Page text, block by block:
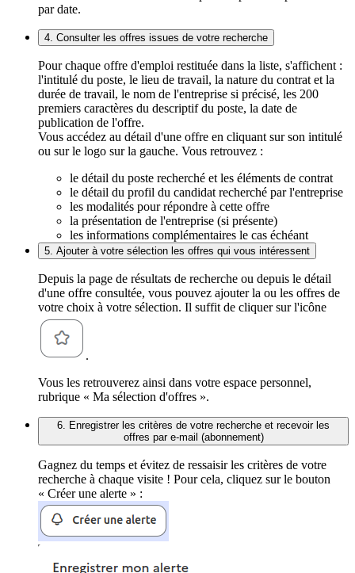
par date.
4. Consulter les offres issues de votre recherche
Pour chaque offre d'emploi restituée dans la liste, s'affichent :
l'intitulé du poste, le lieu de travail, la nature du contrat et la
durée de travail, le nom de l'entreprise si précisé, les 200
premiers caractères du descriptif du poste, la date de
publication de l'offre.
Vous accédez au détail d'une offre en cliquant sur son intitulé
ou sur le logo sur la gauche. Vous retrouvez :
le détail du poste recherché et les éléments de contrat
le détail du profil du candidat recherché par l'entreprise
les modalités pour répondre à cette offre
la présentation de l'entreprise (si présente)
les informations complémentaires le cas échéant
5. Ajouter à votre sélection les offres qui vous intéressent
Depuis la page de résultats de recherche ou depuis le détail
d'une offre consultée, vous pouvez ajouter la ou les offres de
votre choix à votre sélection. Il suffit de cliquer sur l'icône
.
Vous les retrouverez ainsi dans votre espace personnel,
rubrique « Ma sélection d'offres ».
6. Enregistrer les critères de votre recherche et recevoir les
offres par e-mail (abonnement)
Gagnez du temps et évitez de ressaisir les critères de votre
recherche à chaque visite ! Pour cela, cliquez sur le bouton
« Créer une alerte » :